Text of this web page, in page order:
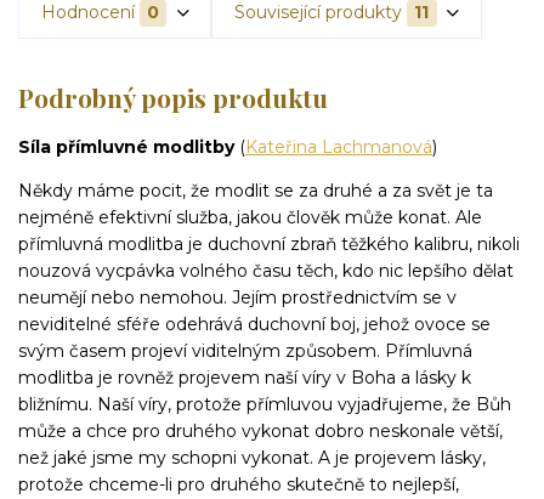
Hodnocení 0 Související produkty 11
Podrobný popis produktu
Síla přímluvné modlitby (Kateřina Lachmanová)
Někdy máme pocit, že modlit se za druhé a za svět je ta
nejméně efektivní služba, jakou člověk může konat. Ale
přímluvná modlitba je duchovní zbraň těžkého kalibru, nikoli
nouzová vycpávka volného času těch, kdo nic lepšího dělat
neumějí nebo nemohou. Jejím prostřednictvím se v
neviditelné sféře odehrává duchovní boj, jehož ovoce se
svým časem projeví viditelným způsobem. Přímluvná
modlitba je rovněž projevem naší víry v Boha a lásky k
bližnímu. Naší víry, protože přímluvou vyjadřujeme, že Bůh
může a chce pro druhého vykonat dobro neskonale větší,
než jaké jsme my schopni vykonat. A je projevem lásky,
protože chceme-li pro druhého skutečně to nejlepší,